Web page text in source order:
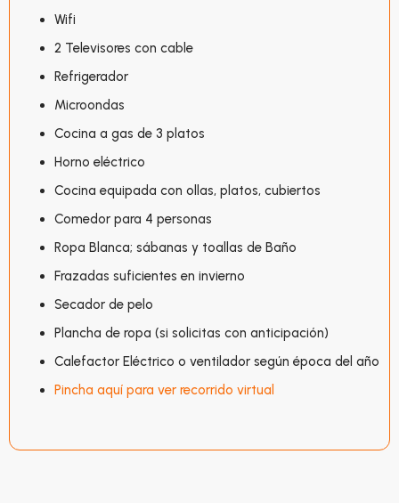
Wifi
2 Televisores con cable
Refrigerador
Microondas
Cocina a gas de 3 platos
Horno eléctrico
Cocina equipada con ollas, platos, cubiertos
Comedor para 4 personas
Ropa Blanca; sábanas y toallas de Baño
Frazadas suficientes en invierno
Secador de pelo
Plancha de ropa (si solicitas con anticipación)
Calefactor Eléctrico o ventilador según época del año
Pincha aquí para ver recorrido virtual